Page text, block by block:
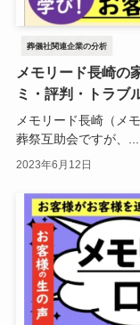
葬儀社関連企業の分析
メモリード長崎の
ミ・評判・トラブ
メモリード長崎（メ
葬祭互助会ですが、...
2023年6月12日